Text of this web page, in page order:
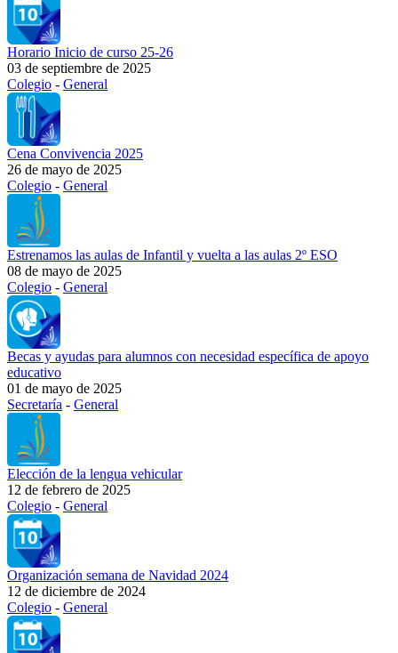
Horario Inicio de curso 25-26
03 de septiembre de 2025
Colegio - General
Cena Convivencia 2025
26 de mayo de 2025
Colegio - General
Estrenamos las aulas de Infantil y vuelta a las aulas 2º ESO
08 de mayo de 2025
Colegio - General
Becas y ayudas para alumnos con necesidad específica de apoyo
educativo
01 de mayo de 2025
Secretaría - General
Elección de la lengua vehicular
12 de febrero de 2025
Colegio - General
Organización semana de Navidad 2024
12 de diciembre de 2024
Colegio - General